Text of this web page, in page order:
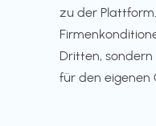
zu der
Dritten, sondern
für den eigenen